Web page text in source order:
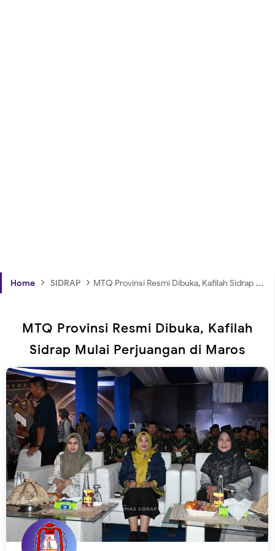
Home › SIDRAP › MTQ Provinsi Resmi Dibuka, Kafilah Sidrap Mulai Perjuangan di Maros
MTQ Provinsi Resmi Dibuka, Kafilah
Sidrap Mulai Perjuangan di Maros